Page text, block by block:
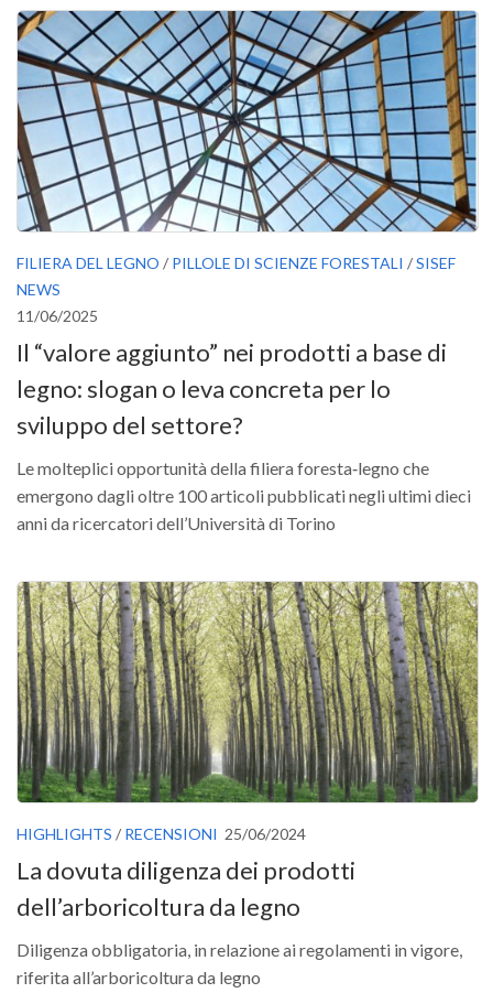
Versamento Quote di Iscrizione
Gruppi di Lavoro
Lista dei Gruppi di Lavoro SISEF
GdL Inquinamento e Foreste
GdL Terpeni in Ecologia
GdL Biodiversità Forestale
GdL Modellistica Forestale
GdL Selvicoltura
GdL Ecologia del Suolo
GdL Pianificazione Forestale
GdL Geomatica Forestale
GdL Filiera del legno
GdL Gestione Incendi Boschivi
GdL Verde Urbano
GdL Foreste, Mitigazione, Adattamento
GdL Infrastrutture, Risorse, Innovazione
GdL Boschi Vetusti
GdL “TreeTalkers”
GdL Boschi Cedui
News
Post Recenti
Ricevi la SISEF Newsletter
Avvisi
Call for Papers
FILIERA DEL LEGNO / PILLOLE DI SCIENZE FORESTALI /SISEF
NEWS
11/06/2025
Il “valore aggiunto” nei prodotti a base di
legno: slogan o leva concreta per lo
sviluppo del settore?
Le molteplici opportunità della filiera foresta‑legno che
emergono dagli oltre 100 articoli pubblicati negli ultimi dieci
anni da ricercatori dell’Università di Torino
HIGHLIGHTS / RECENSIONI 25/06/2024
La dovuta diligenza dei prodotti
dell’arboricoltura da legno
Diligenza obbligatoria, in relazione ai regolamenti in vigore,
riferita all’arboricoltura da legno